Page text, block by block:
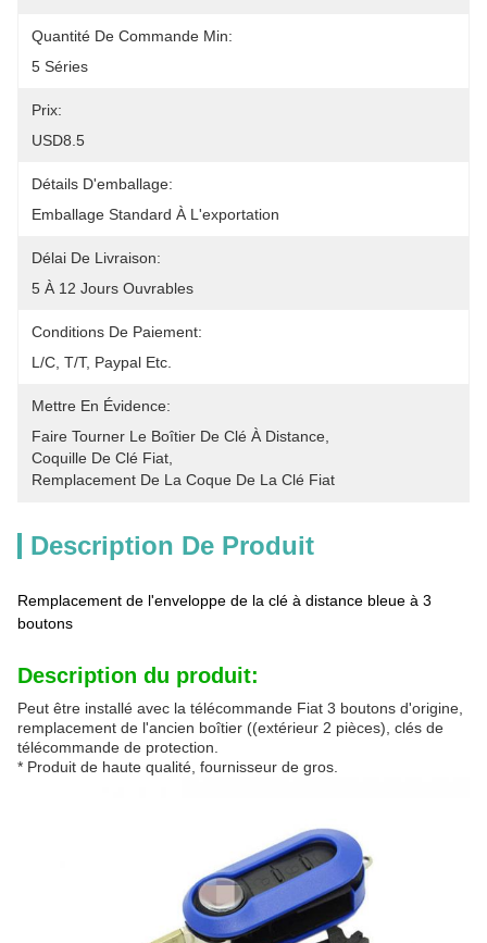
Quantité De Commande Min:
5 Séries
Prix:
USD8.5
Détails D'emballage:
Emballage Standard À L'exportation
Délai De Livraison:
5 À 12 Jours Ouvrables
Conditions De Paiement:
L/C, T/T, Paypal Etc.
Mettre En Évidence:
Faire Tourner Le Boîtier De Clé À Distance
Coquille De Clé Fiat
Remplacement De La Coque De La Clé Fiat
Description De Produit
Remplacement de l'enveloppe de la clé à distance bleue à 3
boutons
Description du produit:
Peut être installé avec la télécommande Fiat 3 boutons d'origine,
remplacement de l'ancien boîtier ((extérieur 2 pièces), clés de
télécommande de protection.
* Produit de haute qualité, fournisseur de gros.